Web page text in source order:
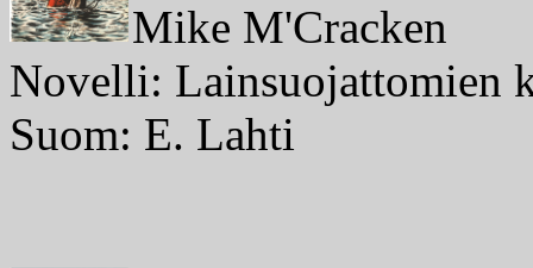
Mike M'Cracken
Novelli: Lainsuojattomien
Suom: E. Lahti